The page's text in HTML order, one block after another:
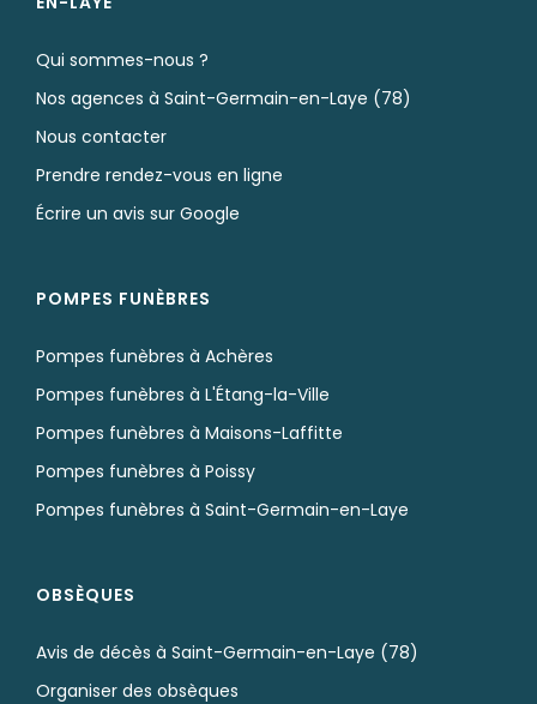
Qui sommes-nous ?
Nos agences à Saint-Germain-en-Laye (78)
Nous contacter
Prendre rendez-vous en ligne
Écrire un avis sur Google
POMPES FUNÈBRES
Pompes funèbres à Achères
Pompes funèbres à L'Étang-la-Ville
Pompes funèbres à Maisons-Laffitte
Pompes funèbres à Poissy
Pompes funèbres à Saint-Germain-en-Laye
OBSÈQUES
Avis de décès à Saint-Germain-en-Laye (78)
Organiser des obsèques